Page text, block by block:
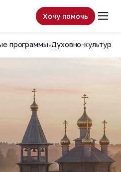
Хочу помочь
программы Духовно-